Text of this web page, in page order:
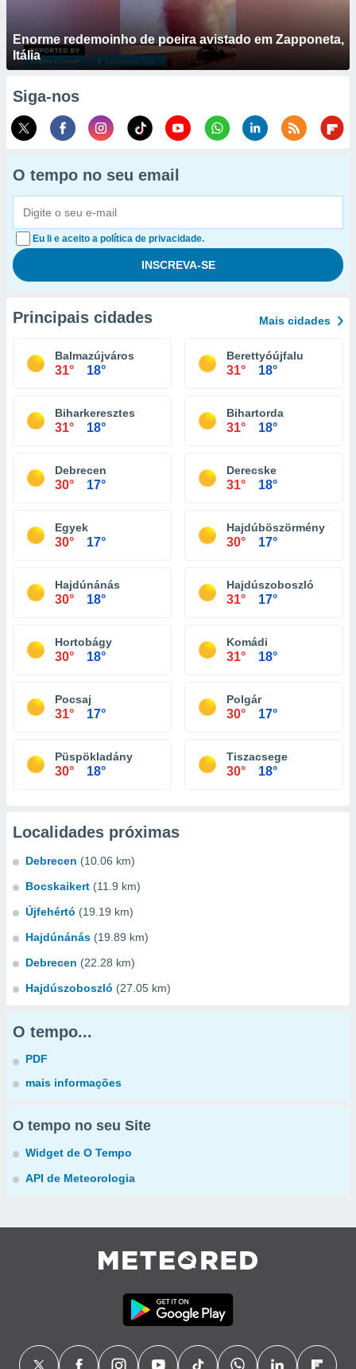
Enorme redemoinho de poeira avistado em Zapponeta,
Itália
Siga-nos
O tempo no seu email
Eu li e aceito a política de privacidade.
Principais cidades Mais cidades
Balmazújváros
31° 18°
Berettyóújfalu
31° 18°
Biharkeresztes
31° 18°
Bihartorda
31° 18°
Debrecen
30° 17°
Derecske
31° 18°
Egyek
30° 17°
Hajdúböszörmény
30° 17°
Hajdúnánás
30° 18°
Hajdúszoboszló
31° 17°
Hortobágy
30° 18°
Komádi
31° 18°
Pocsaj
31° 17°
Polgár
30° 17°
Püspökladány
30° 18°
Tiszacsege
30° 18°
Localidades próximas
Debrecen (10.06 km)
Bocskaikert (11.9 km)
Újfehértó (19.19 km)
Hajdúnánás (19.89 km)
Debrecen (22.28 km)
Hajdúszoboszló (27.05 km)
O tempo...
PDF
mais informações
O tempo no seu Site
Widget de O Tempo
API de Meteorologia